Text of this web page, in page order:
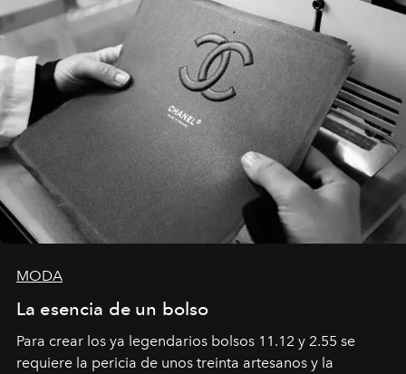
MODA
La esencia de un bolso
Para crear los ya legendarios bolsos 11.12 y 2.55 se
requiere la pericia de unos treinta artesanos y la